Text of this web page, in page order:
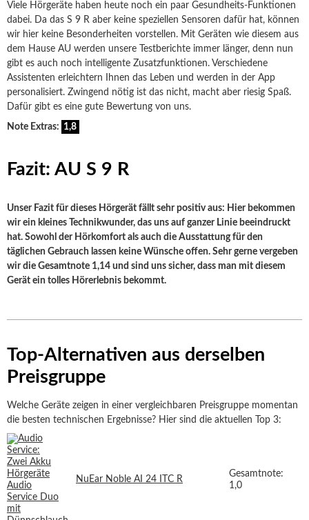
Viele Hörgeräte haben heute noch ein paar Gesundheits-Funktionen
dabei. Da das S 9 R aber keine speziellen Sensoren dafür hat, können
wir hier keine Besonderheiten vorstellen. Mit Geräten wie diesem aus
dem Hause AU werden unsere Testberichte immer länger, denn nun
gibt es auch noch intelligente Zusatzfunktionen. Verschiedene
Assistenten erleichtern Ihnen das Leben und werden in der App
personalisiert. Zwingend nötig ist das nicht, macht aber riesig Spaß.
Dafür gibt es eine gute Bewertung von uns.
Note Extras: 1,8
Fazit: AU S 9 R
Unser Fazit für dieses Hörgerät fällt sehr positiv aus: Hier bekommen
wir ein kleines Technikwunder, das uns auf ganzer Linie beeindruckt
hat. Sowohl der Hörkomfort als auch die Ausstattung für den
täglichen Gebrauch lassen keine Wünsche offen. Sehr gerne vergeben
wir die Gesamtnote 1,14 und sind uns sicher, dass man mit diesem
Gerät ein tolles Hörerlebnis bekommt.
Top-Alternativen aus derselben
Preisgruppe
Welche Geräte zeigen in einer vergleichbaren Preisgruppe momentan
die besten technischen Ergebnisse? Hier sind die aktuellen Top 3:
NuEar Noble AI 24 ITC R
Gesamtnote:
1,0